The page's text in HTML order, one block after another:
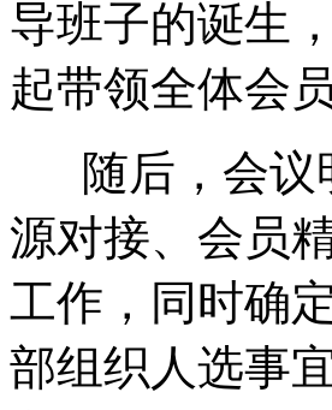
导班子的诞生
起带领全体会
随后，会议
源对接、会员
工作，同时确
部组织人选事